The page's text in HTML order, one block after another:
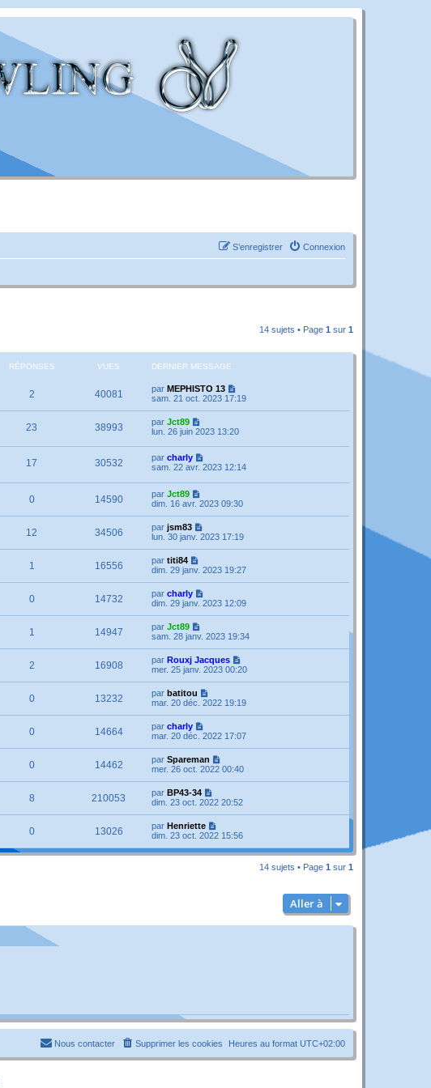
Connexion
S’enregistrer
14 sujets • Page 1 sur 1
RÉPONSES VUES DERNIER MESSAGE
2 40081 par MEPHISTO 13
sam. 21 oct. 2023 17:19
23 38993 par Jct89
lun. 26 juin 2023 13:20
17 30532 par charly
sam. 22 avr. 2023 12:14
0 14590 par Jct89
dim. 16 avr. 2023 09:30
12 34506 par jsm83
lun. 30 janv. 2023 17:19
1 16556 par titi84
dim. 29 janv. 2023 19:27
0 14732 par charly
dim. 29 janv. 2023 12:09
1 14947 par Jct89
sam. 28 janv. 2023 19:34
2 16908 par Rouxj Jacques
mer. 25 janv. 2023 00:20
0 13232 par batitou
mar. 20 déc. 2022 19:19
0 14664 par charly
mar. 20 déc. 2022 17:07
0 14462 par Spareman
mer. 26 oct. 2022 00:40
8 210053 par BP43-34
dim. 23 oct. 2022 20:52
0 13026 par Henriette
dim. 23 oct. 2022 15:56
14 sujets • Page 1 sur 1
Aller à
Heures au format UTC+02:00
Supprimer les cookies
Nous contacter